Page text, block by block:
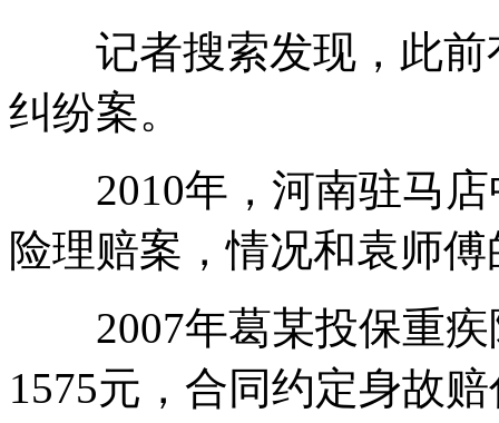
记者搜索发现，此前
纠纷案。
2010年，河南驻马店
险理赔案，情况和袁师
2007年葛某投保重疾
1575元，合同约定身故